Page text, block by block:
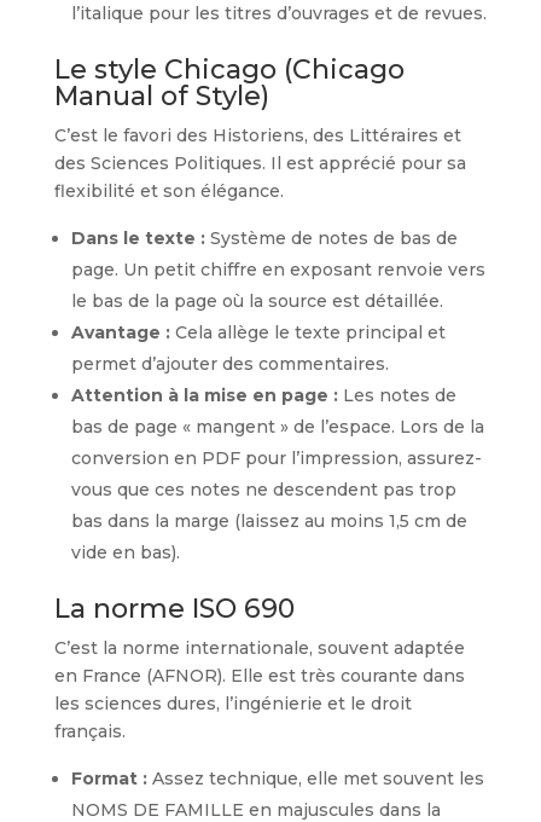
l’italique pour les titres d’ouvrages et de revues.
Le style Chicago (Chicago
Manual of Style)
C’est le favori des Historiens, des Littéraires et
des Sciences Politiques. Il est apprécié pour sa
flexibilité et son élégance.
Dans le texte :Système de notes de bas de
page. Un petit chiffre en exposant renvoie vers
le bas de la page où la source est détaillée.
Avantage :Cela allège le texte principal et
permet d’ajouter des commentaires.
Attention à la mise en page :Les notes de
bas de page « mangent » de l’espace. Lors de la
conversion en PDF pour l’impression, assurez-
vous que ces notes ne descendent pas trop
bas dans la marge (laissez au moins 1,5 cm de
vide en bas).
La norme ISO 690
C’est la norme internationale, souvent adaptée
en France (AFNOR). Elle est très courante dans
les sciences dures, l’ingénierie et le droit
français.
Format :Assez technique, elle met souvent les
NOMS DE FAMILLE en majuscules dans la